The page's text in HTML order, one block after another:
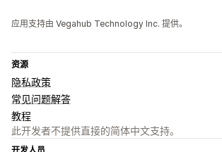
应用支持由 Vegahub Technology Inc. 提供。
资源
隐私政策
常见问题解答
教程
此开发者不提供直接的简体中文支持。